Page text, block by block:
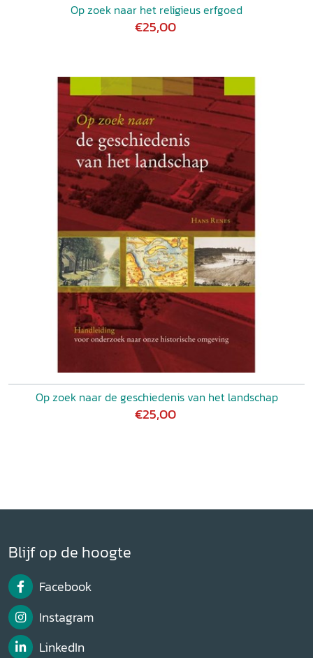
Op zoek naar het religieus erfgoed
€25,00
Op zoek naar de geschiedenis van het landschap
€25,00
Blijf op de hoogte
Facebook
Instagram
LinkedIn